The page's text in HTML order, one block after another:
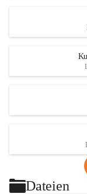
Dateien